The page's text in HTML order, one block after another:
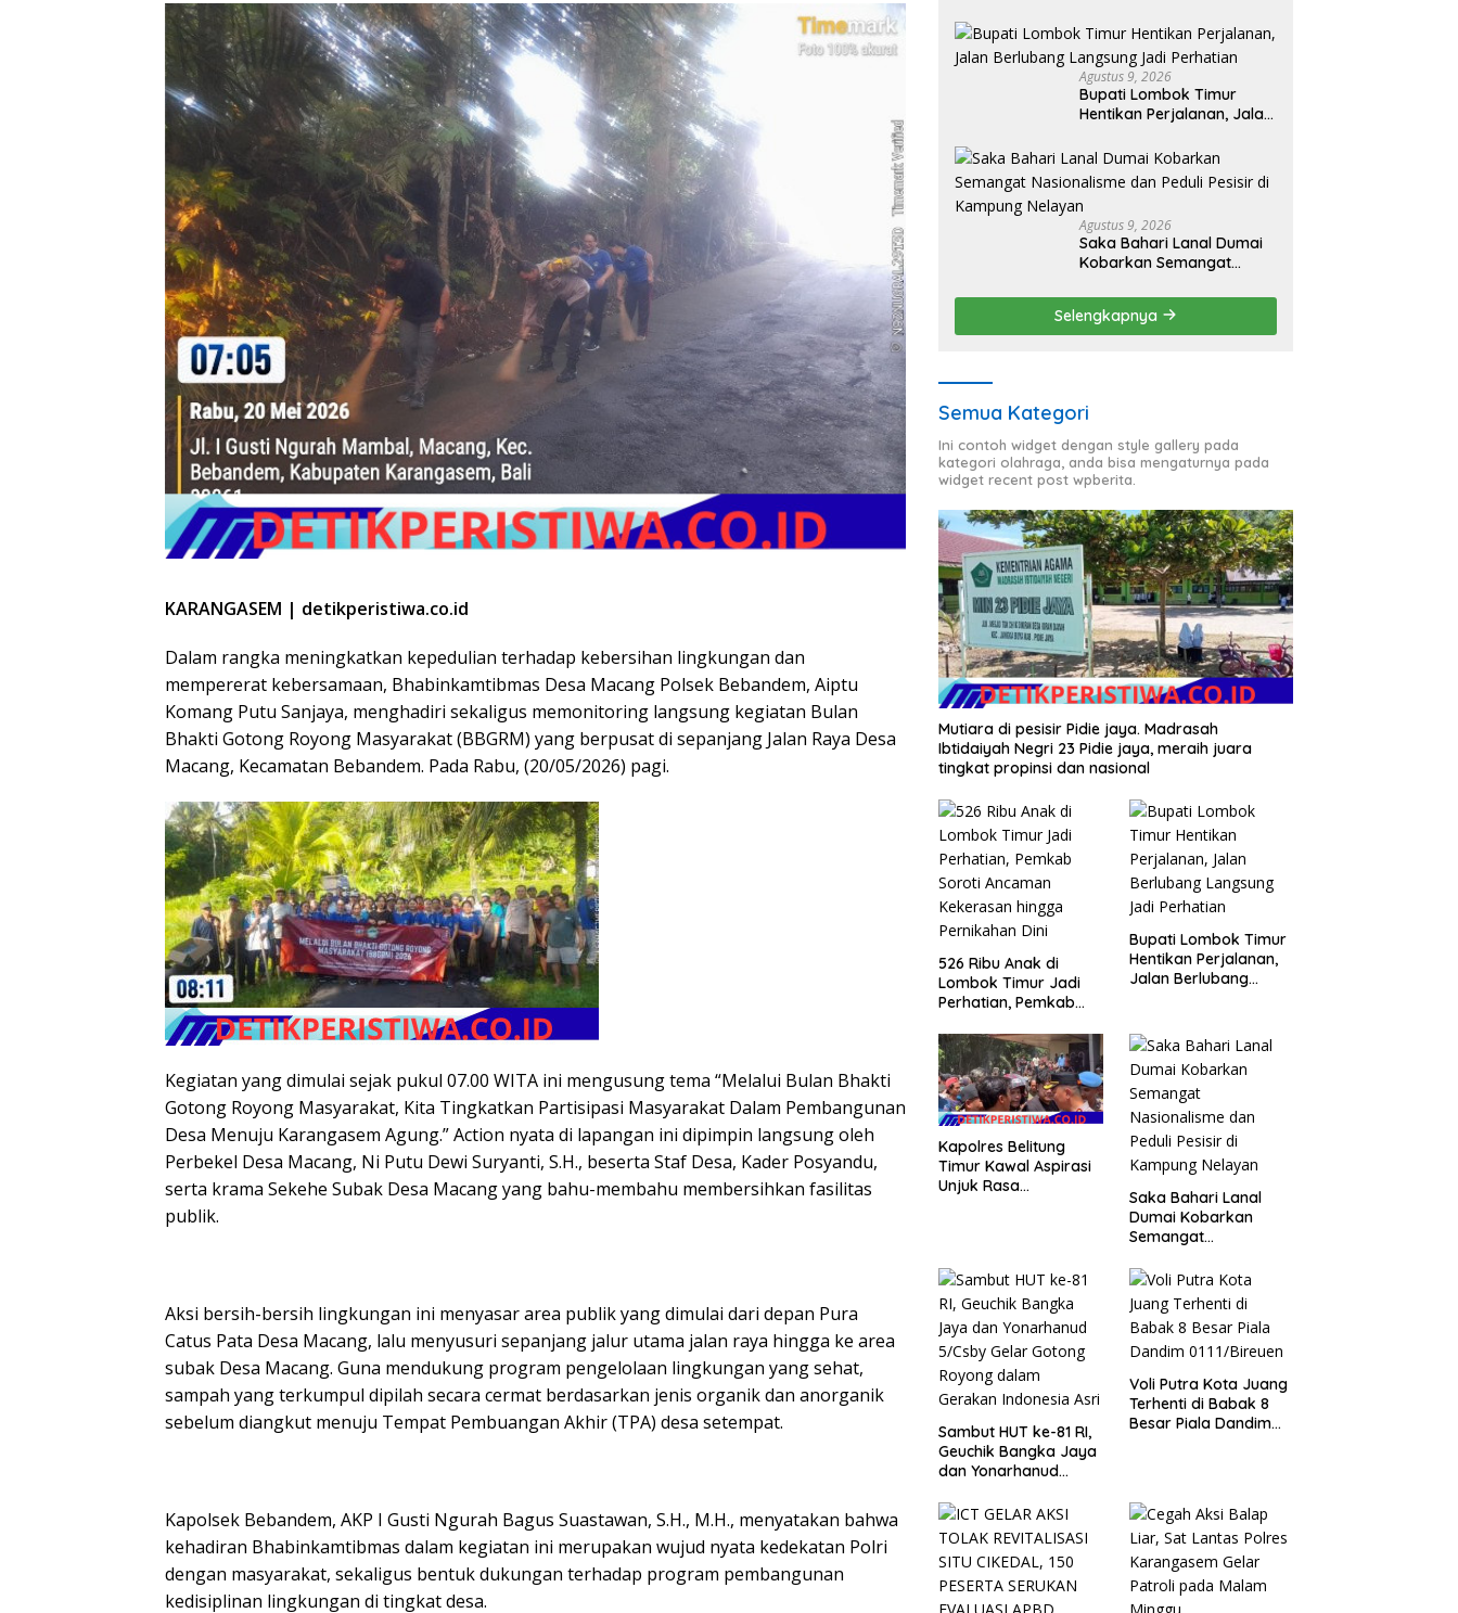
KARANGASEM | detikperistiwa.co.id
Dalam rangka meningkatkan kepedulian terhadap kebersihan lingkungan dan
mempererat kebersamaan, Bhabinkamtibmas Desa Macang Polsek Bebandem, Aiptu
Komang Putu Sanjaya, menghadiri sekaligus memonitoring langsung kegiatan Bulan
Bhakti Gotong Royong Masyarakat (BBGRM) yang berpusat di sepanjang Jalan Raya Desa
Macang, Kecamatan Bebandem. Pada Rabu, (20/05/2026) pagi.
​Kegiatan yang dimulai sejak pukul 07.00 WITA ini mengusung tema “Melalui Bulan Bhakti
Gotong Royong Masyarakat, Kita Tingkatkan Partisipasi Masyarakat Dalam Pembangunan
Desa Menuju Karangasem Agung.” Action nyata di lapangan ini dipimpin langsung oleh
Perbekel Desa Macang, Ni Putu Dewi Suryanti, S.H., beserta Staf Desa, Kader Posyandu,
serta krama Sekehe Subak Desa Macang yang bahu-membahu membersihkan fasilitas
publik.
​Aksi bersih-bersih lingkungan ini menyasar area publik yang dimulai dari depan Pura
Catus Pata Desa Macang, lalu menyusuri sepanjang jalur utama jalan raya hingga ke area
subak Desa Macang. Guna mendukung program pengelolaan lingkungan yang sehat,
sampah yang terkumpul dipilah secara cermat berdasarkan jenis organik dan anorganik
sebelum diangkut menuju Tempat Pembuangan Akhir (TPA) desa setempat.
​Kapolsek Bebandem, AKP I Gusti Ngurah Bagus Suastawan, S.H., M.H., menyatakan bahwa
kehadiran Bhabinkamtibmas dalam kegiatan ini merupakan wujud nyata kedekatan Polri
dengan masyarakat, sekaligus bentuk dukungan terhadap program pembangunan
kedisiplinan lingkungan di tingkat desa.
Agustus 9, 2026
Bupati Lombok Timur
Hentikan Perjalanan, Jalan
Perhatian
Agustus 9, 2026
Saka Bahari Lanal Dumai
Kobarkan Semangat
Pesisir di Kampung
Nelayan
Selengkapnya
Semua Kategori
Ini contoh widget dengan style gallery pada
kategori olahraga, anda bisa mengaturnya pada
widget recent post wpberita.
Mutiara di pesisir Pidie jaya. Madrasah
Ibtidaiyah Negri 23 Pidie jaya, meraih juara
tingkat propinsi dan nasional
526 Ribu Anak di
Lombok Timur Jadi
Perhatian, Pemkab
Kekerasan hingga
Pernikahan Dini
Bupati Lombok Timur
Hentikan Perjalanan,
Jalan Berlubang
Kapolres Belitung
Timur Kawal Aspirasi
Unjuk Rasa
Kantor Operasional
PT.Timah Kecamatan
Gantung.
Saka Bahari Lanal
Dumai Kobarkan
Semangat
Peduli Pesisir di
Kampung Nelayan
Sambut HUT ke-81 RI,
Geuchik Bangka Jaya
dan Yonarhanud
Royong dalam
Gerakan Indonesia
Asri
Voli Putra Kota Juang
Terhenti di Babak 8
Besar Piala Dandim